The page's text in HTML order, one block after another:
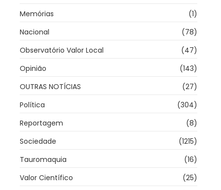
Memórias
(1)
Nacional
(78)
Observatório Valor Local
(47)
Opinião
(143)
OUTRAS NOTÍCIAS
(27)
Política
(304)
Reportagem
(8)
Sociedade
(1215)
Tauromaquia
(16)
Valor Científico
(25)